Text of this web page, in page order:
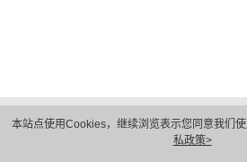
本站点使用Cookies，继续浏览表示您同意我们
私政策>
隐私保护
法律声明